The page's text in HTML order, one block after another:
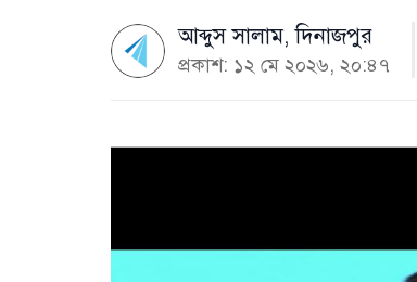
আব্দুস সালাম, দিনাজপুর
প্রকাশ: ১২ মে ২০২৬, ২০:৪৭